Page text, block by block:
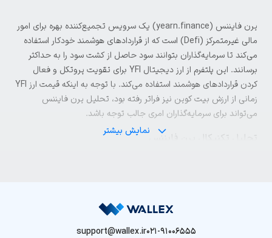
یرن فایننس (yearn.finance) یک سرویس تجمیع‌کننده بهره برای امور
مالی غیرمتمرکز (Defi) است که از قراردادهای هوشمند خودکار استفاده
می‌کند تا سرمایه‌گذاران بتوانند سود حاصل از کشت سود را به حداکثر
برسانند. این پلتفرم از ارز دیجیتال YFI برای تقویت پروتکل و فعال
کردن قراردادهای هوشمند استفاده می‌کند. با توجه به اینکه قیمت ارز YFI
زمانی از ارزش بیت کوین نیز فراتر رفته بود، تحلیل یرن فایننس
می‌تواند برای سرمایه‌گذاران امری جالب توجه باشد.
تحلیل تکنیکال یرن فایننس
دارد. قیمت ارز YFI از میانگین متحرک ساده ۵۰ روزه عبور کرده و به
کند شرایط برای صعود بیشتر مهیا خواهد شد. در صورت صعود، اولین
نمایش بیشتر
021-91006555
support@wallex.ir